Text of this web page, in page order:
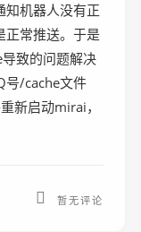
知机器人没有正
正常推送。于是
致的问题解决
号/cache文件
新启动mirai，
暂无评论